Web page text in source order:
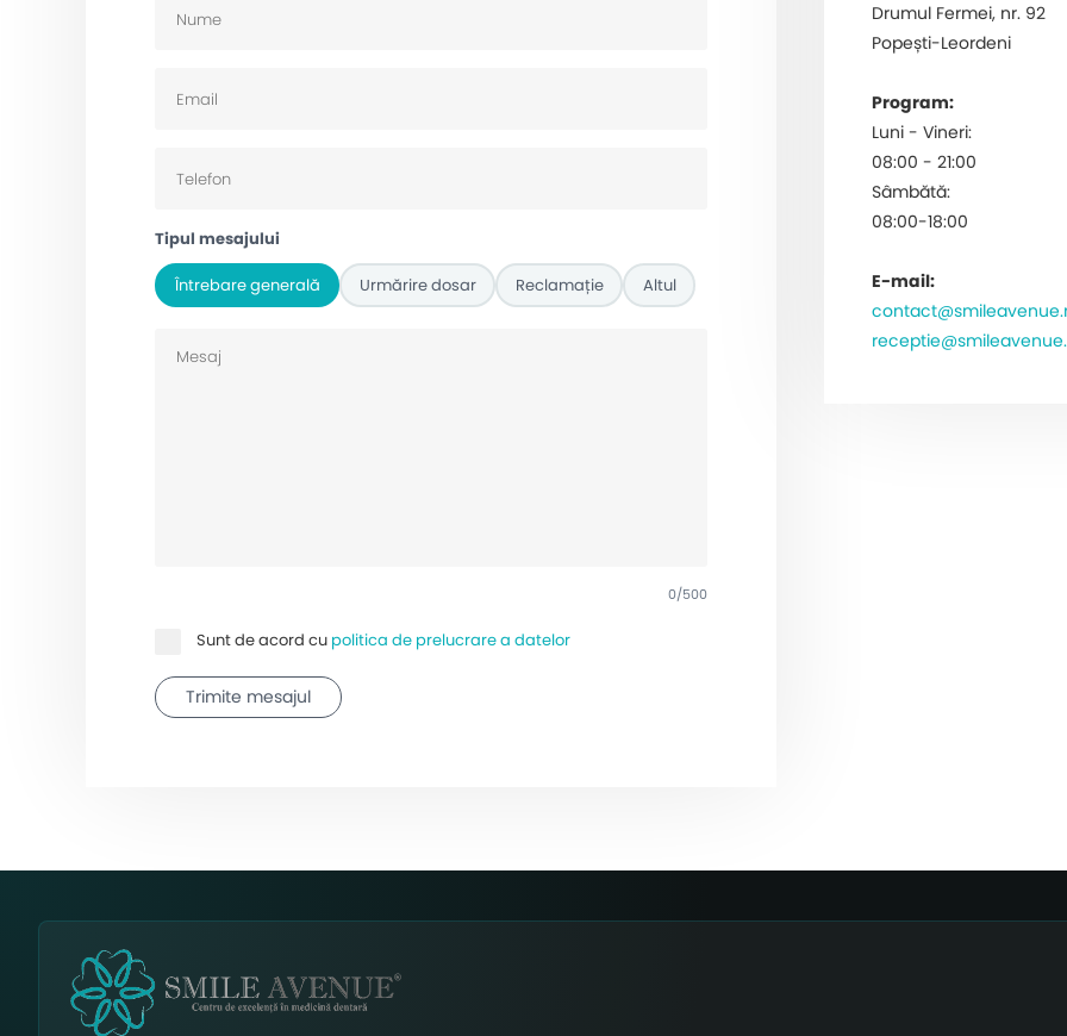
Tipul mesajului
Întrebare generală Urmărire dosar Reclamație Altul
0/500
Sunt de acord cu politica de prelucrare a datelor
Trimite mesajul
Drumul Fermei, nr. 92
Popești-Leordeni
Program:
Luni - Vineri:
08:00 - 21:00
Sâmbătă:
08:00-18:00
E-mail: